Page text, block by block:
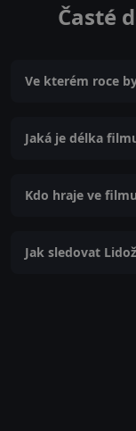
Časté
Ve kterém roce
Jaká je délka
Kdo hraje ve
Jak sledovat